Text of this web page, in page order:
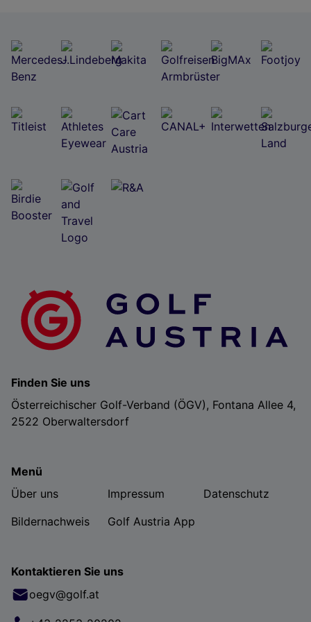
Finden Sie uns
Österreichischer Golf-Verband (ÖGV), Fontana Allee 4,
2522 Oberwaltersdorf
Menü
Über uns
Impressum
Datenschutz
Bildernachweis
Golf Austria App
Kontaktieren Sie uns
oegv@golf.at
Verwendung genauer Standortdaten. Endgeräteeigenschaften zur Identifikation
aktiv abfragen. Speichern von oder Zugriff auf Informationen auf einem
Endgerät. Personalisierte Werbung und Inhalte, Messung von Werbeleistung
und der Performance von Inhalten, Zielgruppenforschung sowie Entwicklung